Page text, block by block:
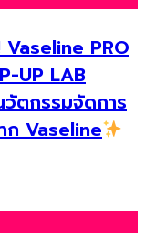
PRO
UP LAB
วัตกรรมจัดการ
ก Vaseline